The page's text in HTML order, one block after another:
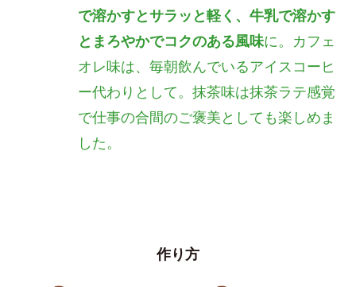
で溶かすとサラッと軽く、牛乳で溶かす
とまろやかでコクのある風味に。カフェ
オレ味は、毎朝飲んでいるアイスコーヒ
ー代わりとして。抹茶味は抹茶ラテ感覚
で仕事の合間のご褒美としても楽しめま
した。
作り方